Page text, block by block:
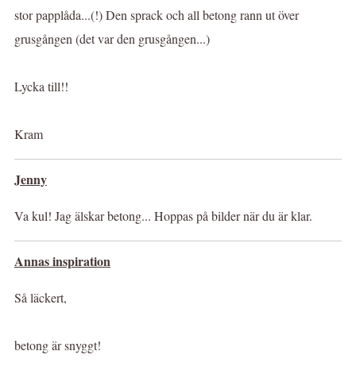
stor papplåda...(!) Den sprack och all betong rann ut över
grusgången (det var den grusgången...)
Lycka till!!
Kram
Jenny
Va kul! Jag älskar betong... Hoppas på bilder när du är klar.
Annas inspiration
Så läckert,
betong är snyggt!